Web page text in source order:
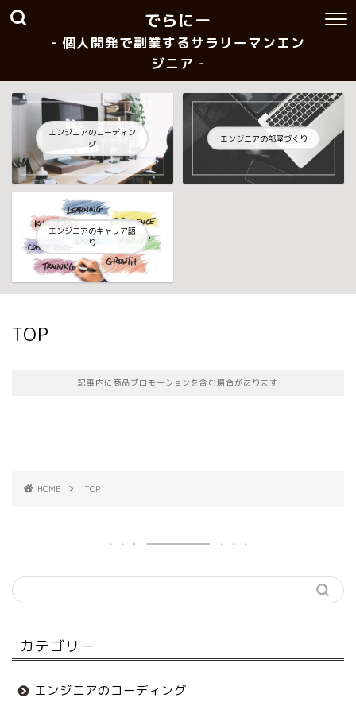
でらにー
- 個人開発で副業するサラリーマンエン
ジニア -
エンジニアのコーディン
グ
エンジニアの部屋づくり
エンジニアのキャリア語
り
TOP
記事内に商品プロモーションを含む場合があります
HOME TOP
カテゴリー
エンジニアのコーディング